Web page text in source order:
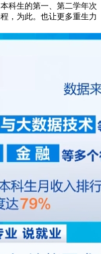
科生的第一、第二学年次
，为此。也让更多重生力